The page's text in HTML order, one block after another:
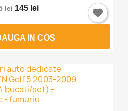
lei 145 lei
IN COS